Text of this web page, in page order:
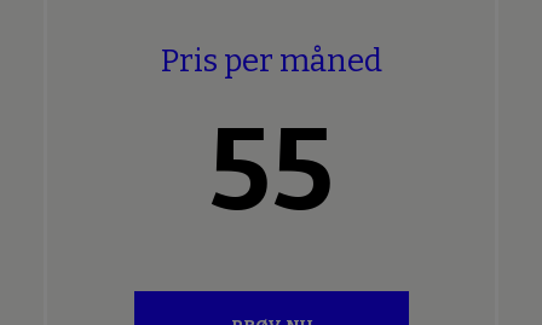
Pris per måned
55